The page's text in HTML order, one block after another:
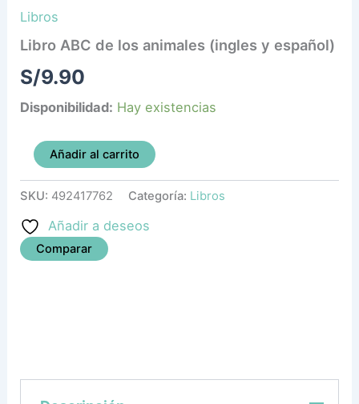
Libros
Libro ABC de los animales (ingles y español)
S/9.90
Disponibilidad: Hay existencias
Añadir al carrito
SKU: 492417762 Categoría: Libros
Añadir a deseos
Comparar